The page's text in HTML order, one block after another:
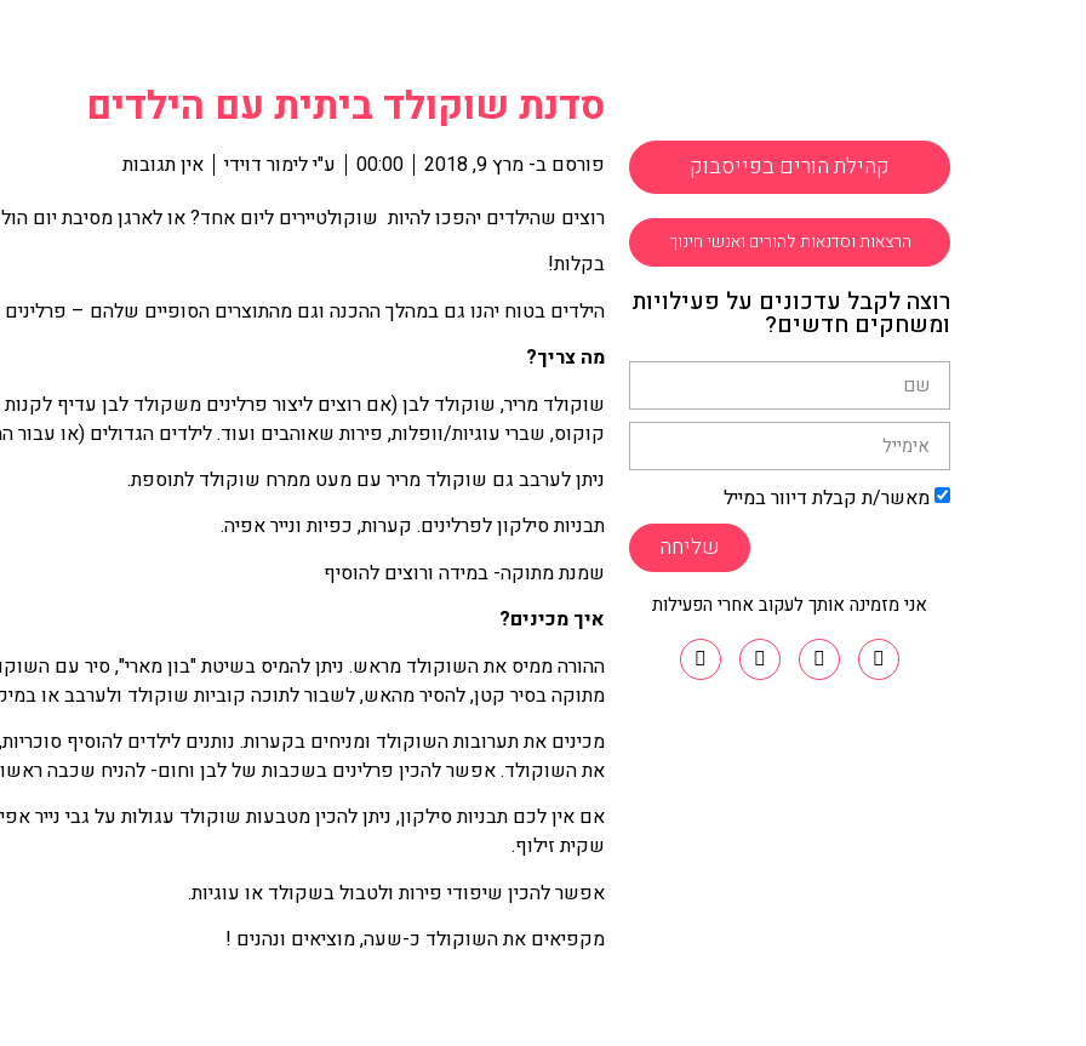
קהילת הורים בפייסבוק
הרצאות וסדנאות להורים ואנשי חינוך
רוצה לקבל עדכונים על פעילויות
ומשחקים חדשים?
מאשר/ת קבלת דיוור במייל
שליחה
אני מזמינה אותך לעקוב אחרי הפעילות
סדנת שוקולד ביתית עם הילדים
פורסם ב- מרץ 9, 2018 00:00 ע"ילימור דוידי
אין תגובות
רוצים שהילדים יהפכו להיות שוקולטיירים ליום אחד? או לארגן מסיבת יום
בקלות!
הילדים בטוח יהנו גם במהלך ההכנה וגם מהתוצרים הסופיים שלהם –
מה צריך?
שוקולד מריר, שוקולד לבן (אם רוצים ליצור פרלינים משקולד לבן עדיף
קוקוס, שברי עוגיות/וופלות, פירות שאוהבים ועוד. לילדים הגדולים (או עבור
ניתן לערבב גם שוקולד מריר עם מעט ממרח שוקולד לתוספת.
תבניות סילקון לפרלינים. קערות, כפיות ונייר אפיה.
שמנת מתוקה- במידה ורוצים להוסיף
איך מכינים?
ההורה ממיס את השוקולד מראש. ניתן להמיס בשיטת "בון מארי", סיר עם
מתוקה בסיר קטן, להסיר מהאש, לשבור לתוכה קוביות שוקולד ולערבב או
מכינים את תערובות השוקולד ומניחים בקערות. נותנים לילדים להוסיף
את השוקולד. אפשר להכין פרלינים בשכבות של לבן וחום- להניח שכבה
אם אין לכם תבניות סילקון, ניתן להכין מטבעות שוקולד עגולות על גבי
שקית זילוף.
אפשר להכין שיפודי פירות ולטבול בשקולד או עוגיות.
מקפיאים את השוקולד כ-שעה, מוציאים ונהנים !